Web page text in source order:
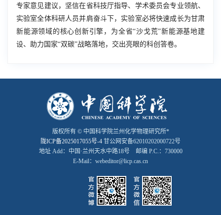
专家意见建议，坚信在省科技厅指导、学术委员会专业领航、
实验室全体科研人员并肩奋斗下，实验室必将快速成长为甘肃
新能源领域的核心创新引擎，为全省“沙戈荒”新能源基地建
设、助力国家“双碳”战略落地，交出亮眼的科创答卷。
版权所有 © 中国科学院兰州化学物理研究所*
陇ICP备2025017055号-4 甘公网安备62010202000722号
地址 Add：中国·兰州天水中路18号 邮编 P.C.：730000
E-Mail：webeditor@licp.cas.cn